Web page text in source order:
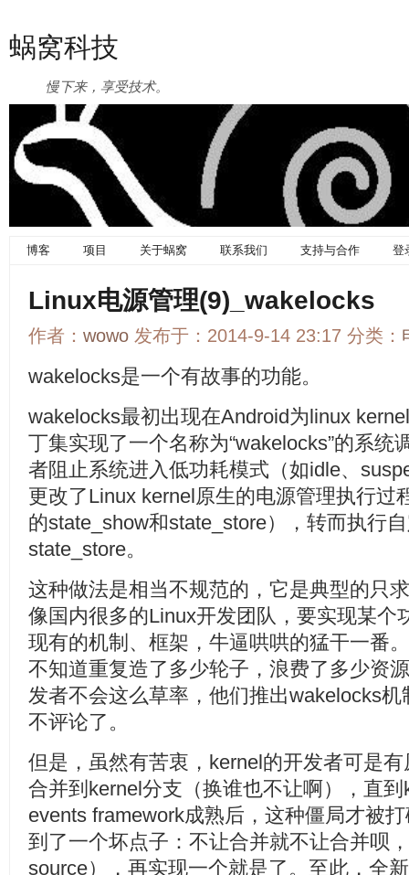
蜗窝科技
慢下来，享受技术。
博客 项目 关于蜗窝 联系我们 支持与合作 登
Linux电源管理(9)_wakelocks
作者： wowo 发布于：2014-9-14 23:17 分类：
wakelocks是一个有故事的功能。
wakelocks最初出现在Android为linux
丁集实现了一个名称为“wakelocks”的系统
者阻止系统进入低功耗模式（如idle、
更改了Linux kernel原生的电源管理执行过
的state_show和state_store），转而执行
state_store。
这种做法是相当不规范的，它是典型的只
像国内很多的Linux开发团队，要实现某个
现有的机制、框架，牛逼哄哄的猛干一番
不知道重复造了多少轮子，浪费了多少资
发者不会这么草率，他们推出wakelocks
不评论了。
但是，虽然有苦衷，kernel的开发者可是
合并到kernel分支（换谁也不让啊），直
events framework成熟后，这种僵局才被
到了一个坏点子：不让合并就不让合并呗
source），再实现一个就是了。至此，全